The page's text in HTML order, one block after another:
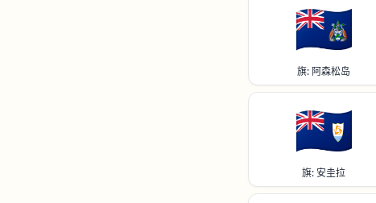
🇦🇨
旗: 阿森松岛
🇦🇮
旗: 安圭拉